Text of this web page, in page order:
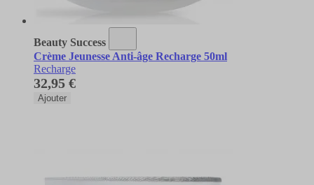
Beauty Success
Crème Jeunesse Anti-âge Recharge 50ml
Recharge
32,95 €
Ajouter